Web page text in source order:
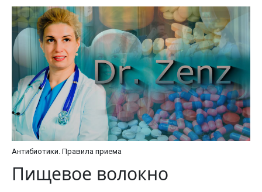
Антибиотики. Правила приема
Пищевое волокно